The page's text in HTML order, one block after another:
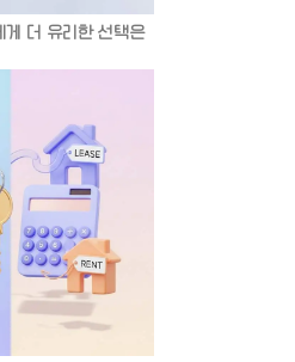
게 더 유리한 선택은